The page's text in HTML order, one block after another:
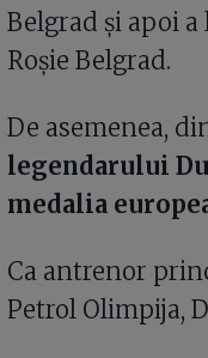
Belgrad și apoi a
Roșie Belgrad.
De asemenea,
legendarului
medalia
Ca antrenor
Petrol Olimpija,